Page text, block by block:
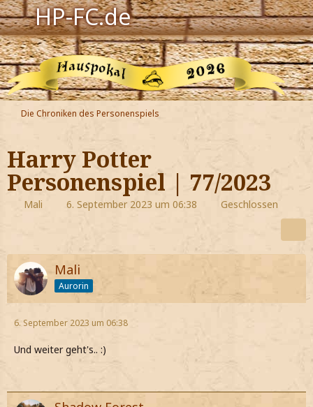
HP-FC.de
Navigation
Harry Potter
Der HP-FC
Hogwarts
Zauberwelt
Willkommen
Jetzt Fanclub-Mitglied werden!
Die Chroniken des Personenspiels
Harry Potter
Personenspiel | 77/2023
Mali 6. September 2023 um 06:38 Geschlossen
Mali
Aurorin
6. September 2023 um 06:38
Und weiter geht's.. :)